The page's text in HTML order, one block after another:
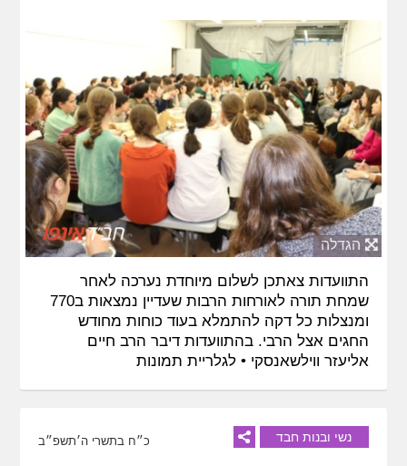
הגדלה
התוועדות צאתכן לשלום מיוחדת נערכה לאחר
שמחת תורה לאורחות הרבות שעדיין נמצאות ב770
ומנצלות כל דקה להתמלא בעוד כוחות מחודש
החגים אצל הרבי. בהתוועדות דיבר הרב חיים
אליעזר ווילשאנסקי •לגלריית תמונות
נשי ובנות חבד כ״ח בתשרי ה׳תשפ״ב